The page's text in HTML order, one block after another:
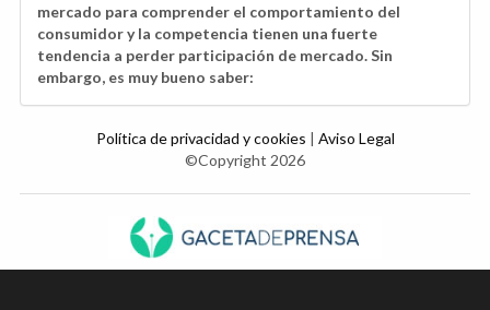
mercado para comprender el comportamiento del
consumidor y la competencia tienen una fuerte
tendencia a perder participación de mercado. Sin
embargo, es muy bueno saber:
Política de privacidad y cookies | Aviso Legal
©Copyright 2026